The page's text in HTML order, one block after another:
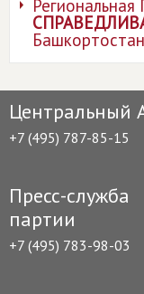
Башкортостан
Центральный
+7 (495) 787-85-15
Пресс-служба
партии
+7 (495) 783-98-03